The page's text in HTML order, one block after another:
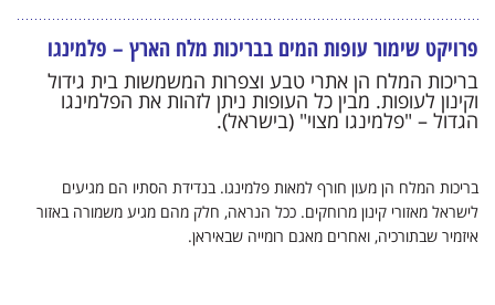
פרויקט שימור עופות המים בבריכות מלח הארץ – פלמינגו
בריכות המלח הן אתרי טבע וצפרות המשמשות בית גידול
וקינון לעופות. מבין כל העופות ניתן לזהות את הפלמינגו
הגדול – "פלמינגו מצוי" (בישראל).
בריכות המלח הן מעון חורף למאות פלמינגו. בנדידת הסתיו הם מגיעים
לישראל מאזורי קינון מרוחקים. ככל הנראה, חלק מהם מגיע משמורה באזור
איזמיר שבתורכיה, ואחרים מאגם רומייה שבאיראן.